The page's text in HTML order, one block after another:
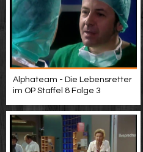
Alphateam - Die Lebensretter
im OP Staffel 8 Folge 3